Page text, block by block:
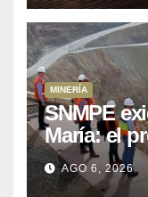
MINERÍA
SNMPE
María: el
que Perú
AGO 6, 2026